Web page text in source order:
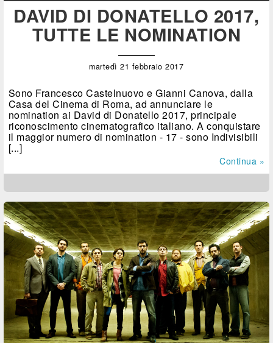
DAVID DI DONATELLO 2017,
TUTTE LE NOMINATION
martedì 21 febbraio 2017
Sono Francesco Castelnuovo e Gianni Canova, dalla
Casa del Cinema di Roma, ad annunciare le
nomination ai David di Donatello 2017, principale
riconoscimento cinematografico italiano. A conquistare
il maggior numero di nomination - 17 - sono Indivisibili
[...]
Continua »